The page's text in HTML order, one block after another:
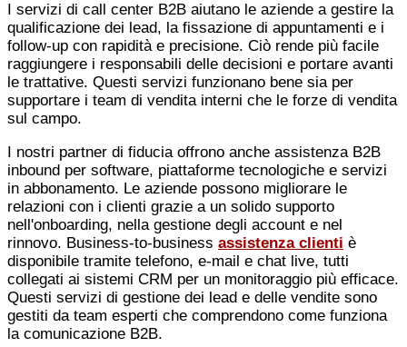
I servizi di call center B2B aiutano le aziende a gestire la
qualificazione dei lead, la fissazione di appuntamenti e i
follow-up con rapidità e precisione. Ciò rende più facile
raggiungere i responsabili delle decisioni e portare avanti
le trattative. Questi servizi funzionano bene sia per
supportare i team di vendita interni che le forze di vendita
sul campo.
I nostri partner di fiducia offrono anche assistenza B2B
inbound per software, piattaforme tecnologiche e servizi
in abbonamento. Le aziende possono migliorare le
relazioni con i clienti grazie a un solido supporto
nell'onboarding, nella gestione degli account e nel
rinnovo. Business-to-business assistenza clienti è
disponibile tramite telefono, e-mail e chat live, tutti
collegati ai sistemi CRM per un monitoraggio più efficace.
Questi servizi di gestione dei lead e delle vendite sono
gestiti da team esperti che comprendono come funziona
la comunicazione B2B.